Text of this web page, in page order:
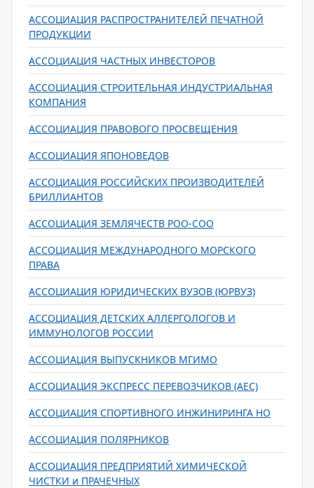
АССОЦИАЦИЯ РАСПРОСТРАНИТЕЛЕЙ ПЕЧАТНОЙ
ПРОДУКЦИИ
АССОЦИАЦИЯ ЧАСТНЫХ ИНВЕСТОРОВ
АССОЦИАЦИЯ СТРОИТЕЛЬНАЯ ИНДУСТРИАЛЬНАЯ
КОМПАНИЯ
АССОЦИАЦИЯ ПРАВОВОГО ПРОСВЕЩЕНИЯ
АССОЦИАЦИЯ ЯПОНОВЕДОВ
АССОЦИАЦИЯ РОССИЙСКИХ ПРОИЗВОДИТЕЛЕЙ
БРИЛЛИАНТОВ
АССОЦИАЦИЯ ЗЕМЛЯЧЕСТВ РОО-СОО
АССОЦИАЦИЯ МЕЖДУНАРОДНОГО МОРСКОГО
ПРАВА
АССОЦИАЦИЯ ЮРИДИЧЕСКИХ ВУЗОВ (ЮРВУЗ)
АССОЦИАЦИЯ ДЕТСКИХ АЛЛЕРГОЛОГОВ И
ИММУНОЛОГОВ РОССИИ
АССОЦИАЦИЯ ВЫПУСКНИКОВ МГИМО
АССОЦИАЦИЯ ЭКСПРЕСС ПЕРЕВОЗЧИКОВ (AEC)
АССОЦИАЦИЯ СПОРТИВНОГО ИНЖИНИРИНГА НО
АССОЦИАЦИЯ ПОЛЯРНИКОВ
АССОЦИАЦИЯ ПРЕДПРИЯТИЙ ХИМИЧЕСКОЙ
ЧИСТКИ и ПРАЧЕЧНЫХ